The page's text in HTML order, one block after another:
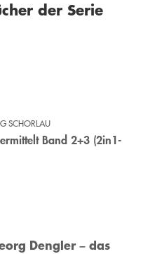
der Serie
SCHORLAU
Band 2+3 (2in1-
Dengler – das